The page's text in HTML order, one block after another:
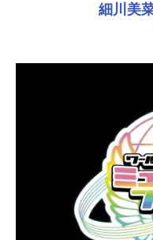
細川美